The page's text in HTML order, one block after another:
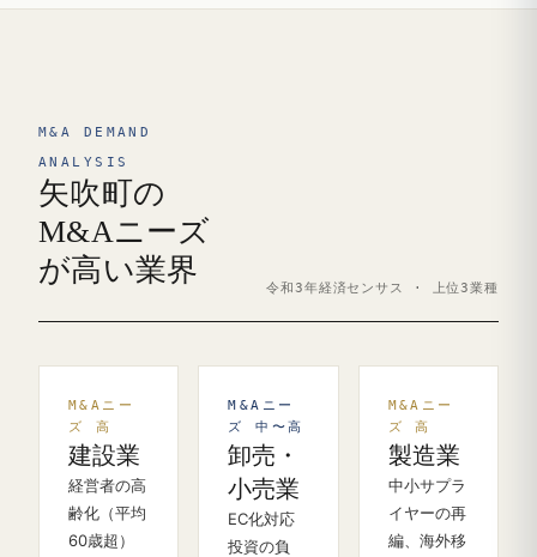
M&A DEMAND
ANALYSIS
矢吹町の
M&Aニーズ
が高い業界
令和3年経済センサス · 上位3業種
M&Aニー
ズ 高
建設業
経営者の高
齢化（平均
60歳超）
M&Aニー
ズ 中〜高
卸売・
小売業
EC化対応
投資の負
M&Aニー
ズ 高
製造業
中小サプラ
イヤーの再
編、海外移